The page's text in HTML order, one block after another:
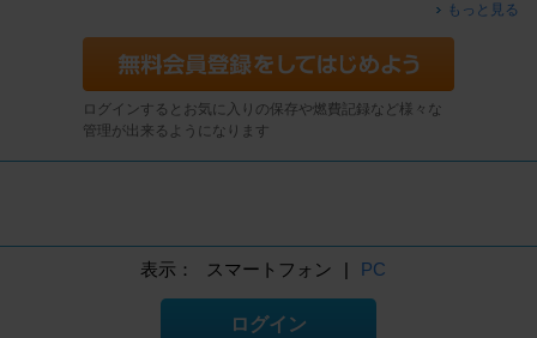
もっと見る
ログインするとお気に入りの保存や燃費記録など様々な
管理が出来るようになります
表示： スマートフォン | PC
ログイン